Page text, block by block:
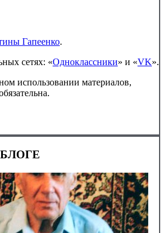
Гапеенко.
сетях: «Одноклассники» и «VK».
использовании материалов,